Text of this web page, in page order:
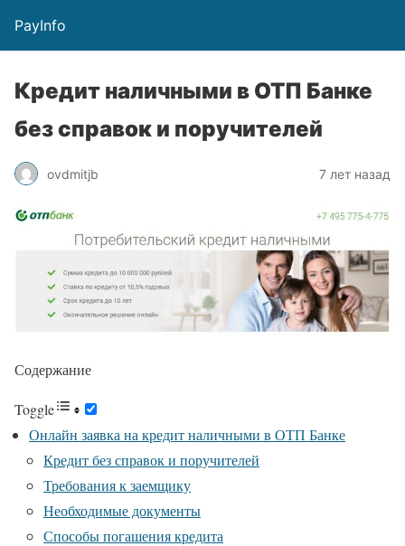
PayInfo
Кредит наличными в ОТП Банке
без справок и поручителей
ovdmitjb 7 лет назад
Содержание
Toggle
Онлайн заявка на кредит наличными в ОТП Банке
Кредит без справок и поручителей
Требования к заемщику
Необходимые документы
Способы погашения кредита